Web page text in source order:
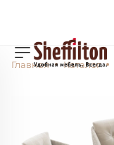
Главная Каталог